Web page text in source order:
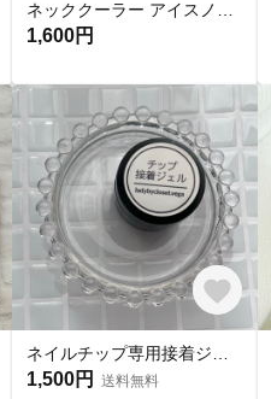
1,600円
1,500円 送料無料